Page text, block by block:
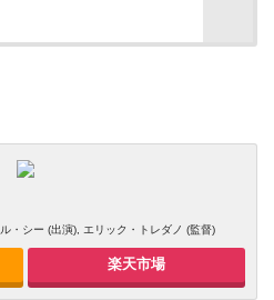
・シー (出演), エリック・トレダノ (監督)
楽天市場